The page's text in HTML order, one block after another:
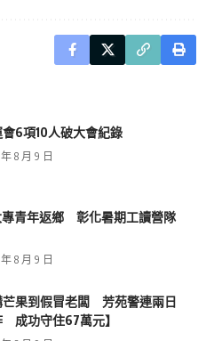
6項10人破大會紀錄
8 月 9 日
青年返鄉 彰化暑期工讀營隊
8 月 9 日
芒果到假冒老闆 芳苑警連兩日
成功守住67萬元】